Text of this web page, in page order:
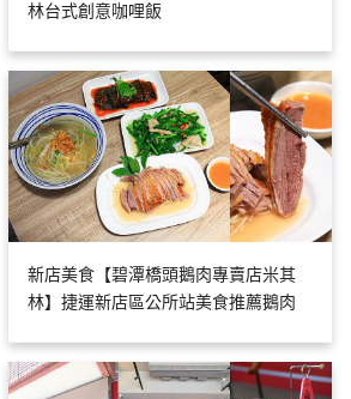
林台式創意咖哩飯
新店美食【碧潭橋頭鵝肉專賣店米其
林】捷運新店區公所站美食推薦鵝肉